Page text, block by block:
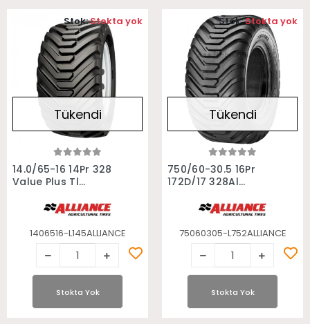
Stokta Yok
Tükendi
14.0/65-16 14Pr 328
Value Plus Tl
Lastiği
1406516-L145ALLIANCE
Stok:Stokta yok
Stokta Yok
Stokta Yok
Tükendi
750/60-30.5 16Pr
172D/17 328Al
Lastiği
75060305-L752ALLIANCE
Stok:Stokta yok
Stokta Yok